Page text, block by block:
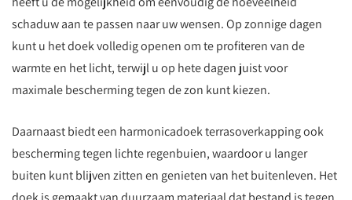
schaduw aan te passen naar uw wensen. Op zonnige dagen
kunt u het doek volledig openen om te profiteren van de
warmte en het licht, terwijl u op hete dagen juist voor
maximale bescherming tegen de zon kunt kiezen.
Daarnaast biedt een harmonicadoek terrasoverkapping ook
bescherming tegen lichte regenbuien, waardoor u langer
buiten kunt blijven zitten en genieten van het buitenleven. Het